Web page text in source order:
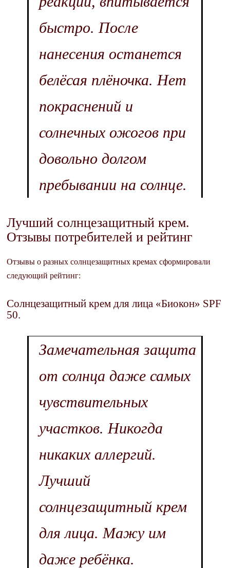
быстро. После
нанесения останется
белёсая плёночка. Нет
покраснений и
солнечных ожогов при
довольно долгом
пребывании на солнце.
Лучший солнцезащитный крем.
Отзывы потребителей и рейтинг
Отзывы о разных солнцезащитных кремах сформировали
следующий рейтинг:
Солнцезащитный крем для лица «Биокон» SPF
50.
Замечательная защита
от солнца даже самых
чувствительных
участков. Никогда
никаких аллергий.
Лучший
солнцезащитный крем
для лица. Мажу им
даже ребёнка.